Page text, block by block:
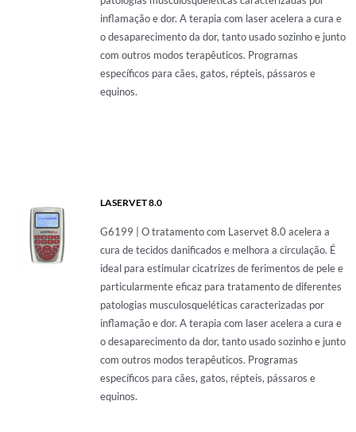
inflamação e dor. A terapia com laser acelera a cura e
o desaparecimento da dor, tanto usado sozinho e junto
com outros modos terapêuticos. Programas
específicos para cães, gatos, répteis, pássaros e
equinos.
LASERVET 8.0
G6199 | O tratamento com Laservet 8.0 acelera a
cura de tecidos danificados e melhora a circulação. É
ideal para estimular cicatrizes de ferimentos de pele e
particularmente eficaz para tratamento de diferentes
patologias musculosqueléticas caracterizadas por
inflamação e dor. A terapia com laser acelera a cura e
o desaparecimento da dor, tanto usado sozinho e junto
com outros modos terapêuticos. Programas
específicos para cães, gatos, répteis, pássaros e
equinos.